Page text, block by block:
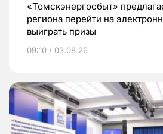
«Томскэнергосбыт»
региона перейти на
выиграть призы
09:10 / 03.08.26